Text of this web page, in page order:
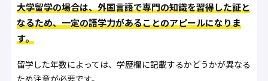
大学留学の場合は、外国言語で専門の知識を習得した証と
なるため、一定の語学力があることのアピールになりま
す。
留学した年数によっては、学歴欄に記載するかどうかが異なる